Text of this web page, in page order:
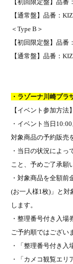
【初回限定盤】品番
【通常盤】品番：
＜Type B ＞
【初回限定盤】品番
【通常盤】品番：
・ ラゾーナ川崎プラ
【イベント参加方法】
・イベント当日 10:00
対象商品の予約販売
・当日の状況によ
こと、予めご了承願
・対象商品を全額
(お一人様1枚) 」と
します。
・整理番号付き入場
ご予約順ではござい
・「整理番号付き入
・「カメコ観覧エ